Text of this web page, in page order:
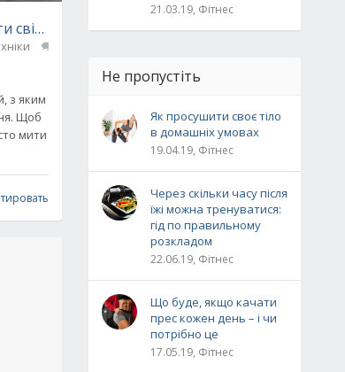
свій телефон і навіщо потрібно це робити
з яким
Щоб
мити
21.03.19, Фітнес
Не пропустіть
Як просушити своє тіло
в домашніх умовах
19.04.19, Фітнес
Через скільки часу після
їжі можна тренуватися:
гід по правильному
розкладом
22.06.19, Фітнес
Що буде, якщо качати
прес кожен день – і чи
потрібно це
17.05.19, Фітнес